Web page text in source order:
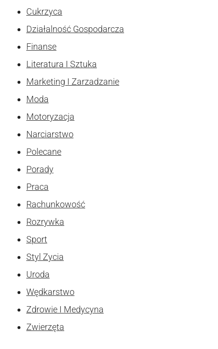
Cukrzyca
Działalność Gospodarcza
Finanse
Literatura I Sztuka
Marketing I Zarzadzanie
Moda
Motoryzacja
Narciarstwo
Polecane
Porady
Praca
Rachunkowość
Rozrywka
Sport
Styl Zycia
Uroda
Wędkarstwo
Zdrowie I Medycyna
Zwierzęta